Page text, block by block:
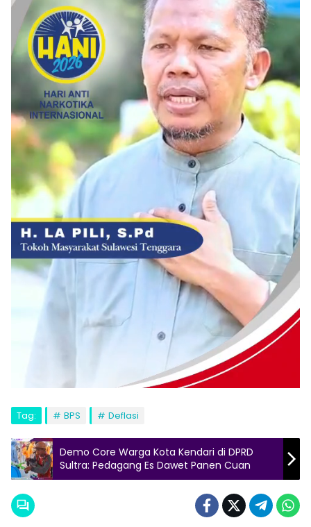
Tag: BPS Deflasi
Demo Core Warga Kota Kendari di DPRD
Sultra: Pedagang Es Dawet Panen Cuan